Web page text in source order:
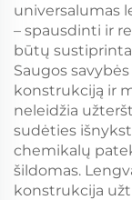
universalumas
– spausdinti ir
būtų
Saugos
konstrukciją ir
neleidžia
sudėties
chemikalų
šildomas.
konstrukcija